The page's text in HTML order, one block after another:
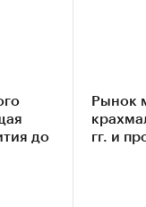
до
Рынок
гг. и